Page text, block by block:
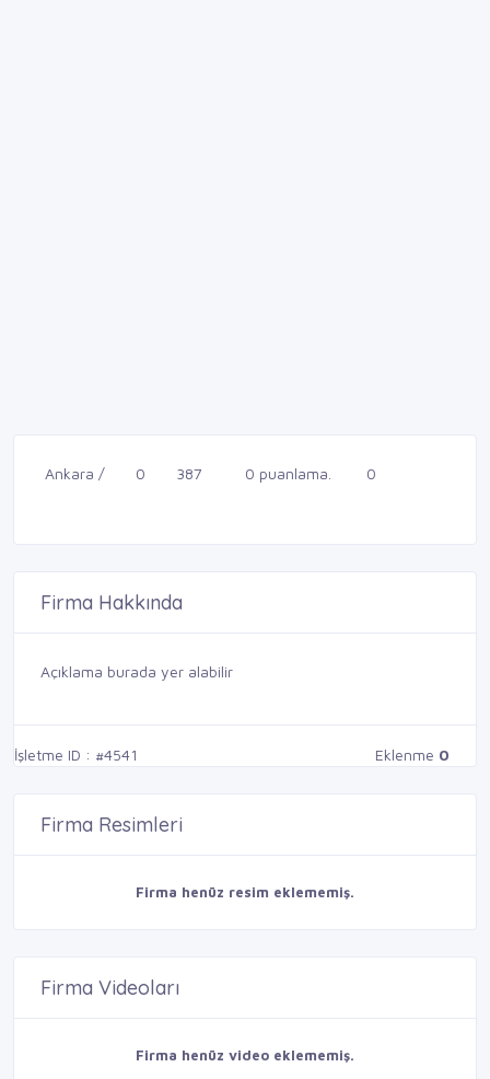
Ankara / 0 387 0 puanlama. 0
Firma Hakkında
Açıklama burada yer alabilir
İşletme ID : #4541 Eklenme 0
Firma Resimleri
Firma henüz resim eklememiş.
Firma Videoları
Firma henüz video eklememiş.